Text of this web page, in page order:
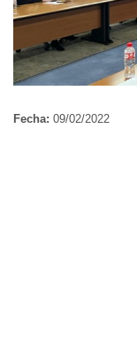
Fecha: 09/02/2022